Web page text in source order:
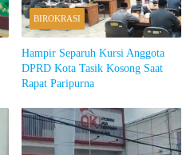
BIROKRASI
Hampir Separuh Kursi Anggota
DPRD Kota Tasik Kosong Saat
Rapat Paripurna